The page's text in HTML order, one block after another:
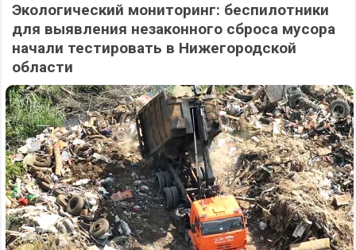
Экологический мониторинг: беспилотники
для выявления незаконного сброса мусора
начали тестировать в Нижегородской
области